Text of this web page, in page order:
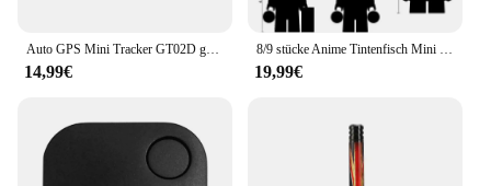
Auto GPS Mini Tracker GT02D garantiert Fahrzeug Auto Motorrad GPS Tracker Tracking Android iOS App Position ierer
14,99€
8/9 stücke Anime Tintenfisch Mini Modell Ziegel Dreieck Quadrat Kreis Boss Puzzle Montieren Action Figure Bausteine Spielzeug Geschenke
19,99€